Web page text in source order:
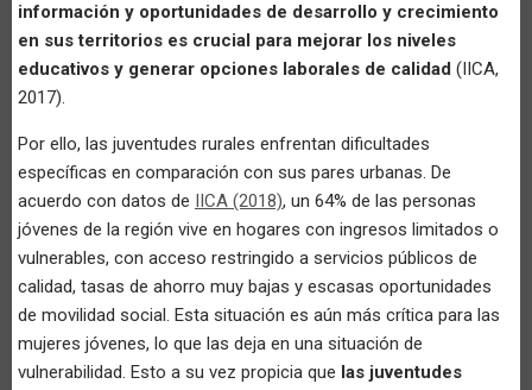
información y oportunidades de desarrollo y crecimiento
en sus territorios es crucial para mejorar los niveles
educativos y generar opciones laborales de calidad (IICA,
2017).
Por ello, las juventudes rurales enfrentan dificultades
específicas en comparación con sus pares urbanas. De
acuerdo con datos de IICA (2018), un 64% de las personas
jóvenes de la región vive en hogares con ingresos limitados o
vulnerables, con acceso restringido a servicios públicos de
calidad, tasas de ahorro muy bajas y escasas oportunidades
de movilidad social. Esta situación es aún más crítica para las
mujeres jóvenes, lo que las deja en una situación de
vulnerabilidad. Esto a su vez propicia que las juventudes